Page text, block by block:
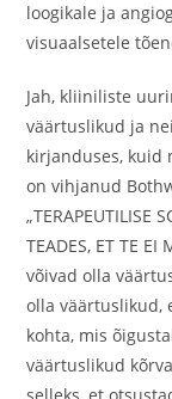
loogikale ja
visuaalsetele
Jah, kliiniliste
väärtuslikud ja
kirjanduses, kuid
on vihjanud
„TERAPEUTILISE
TEADES, ET TE
võivad olla
olla väärtuslikud,
kohta, mis
väärtuslikud